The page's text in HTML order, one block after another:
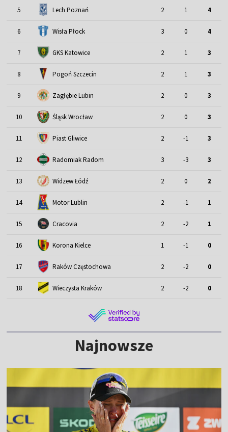
5 Lech Poznań 2 1 4
6 Wisła Płock 3 0 4
7 GKS Katowice 2 1 3
8 Pogoń Szczecin 2 1 3
9 Zagłębie Lubin 2 0 3
10 Śląsk Wrocław 2 0 3
11 Piast Gliwice 2 -1 3
12 Radomiak Radom 3 -3 3
13 Widzew Łódź 2 0 2
14 Motor Lublin 2 -1 1
15 Cracovia 2 -2 1
16 Korona Kielce 1 -1 0
17 Raków Częstochowa 2 -2 0
18 Wieczysta Kraków 2 -2 0
Najnowsze